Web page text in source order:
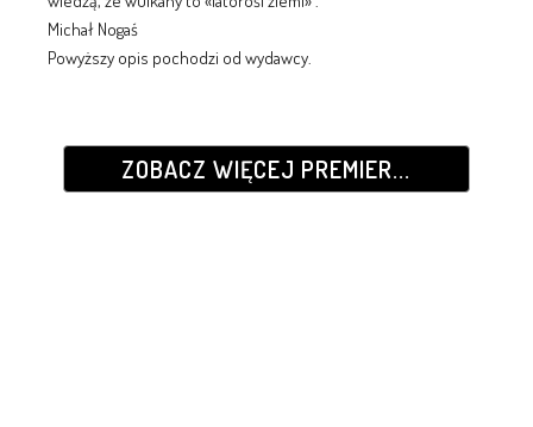
Michał Nogaś
Powyższy opis pochodzi od wydawcy.
ZOBACZ WIĘCEJ PREMIER...